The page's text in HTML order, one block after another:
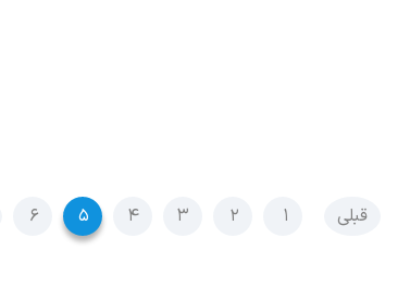
قبلی ۱ ۲ ۳ ۴ ۵ ۶